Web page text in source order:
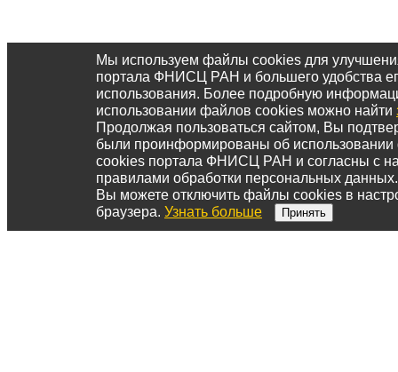
Мы используем файлы cookies для
портала ФНИСЦ РАН и большего удобства
использования. Более подробную
использовании файлов cookies можно найти
Продолжая пользоваться сайтом, Вы
были проинформированы об
cookies портала ФНИСЦ РАН и согласны с
правилами обработки персональных данных.
Вы можете отключить файлы cookies в
браузера. Узнать больше Принять